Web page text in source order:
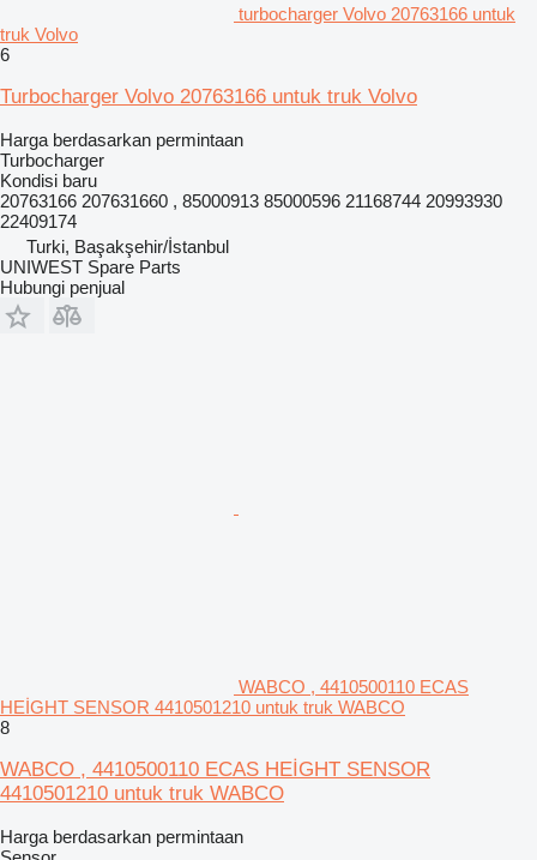
turbocharger Volvo 20763166 untuk
truk Volvo
6
Turbocharger Volvo 20763166 untuk truk Volvo
Harga berdasarkan permintaan
Turbocharger
Kondisi baru
20763166 207631660 , 85000913 85000596 21168744 20993930
22409174
Turki, Başakşehir/İstanbul
UNIWEST Spare Parts
Hubungi penjual
WABCO , 4410500110 ECAS
HEİGHT SENSOR 4410501210 untuk truk WABCO
8
WABCO , 4410500110 ECAS HEİGHT SENSOR
4410501210 untuk truk WABCO
Harga berdasarkan permintaan